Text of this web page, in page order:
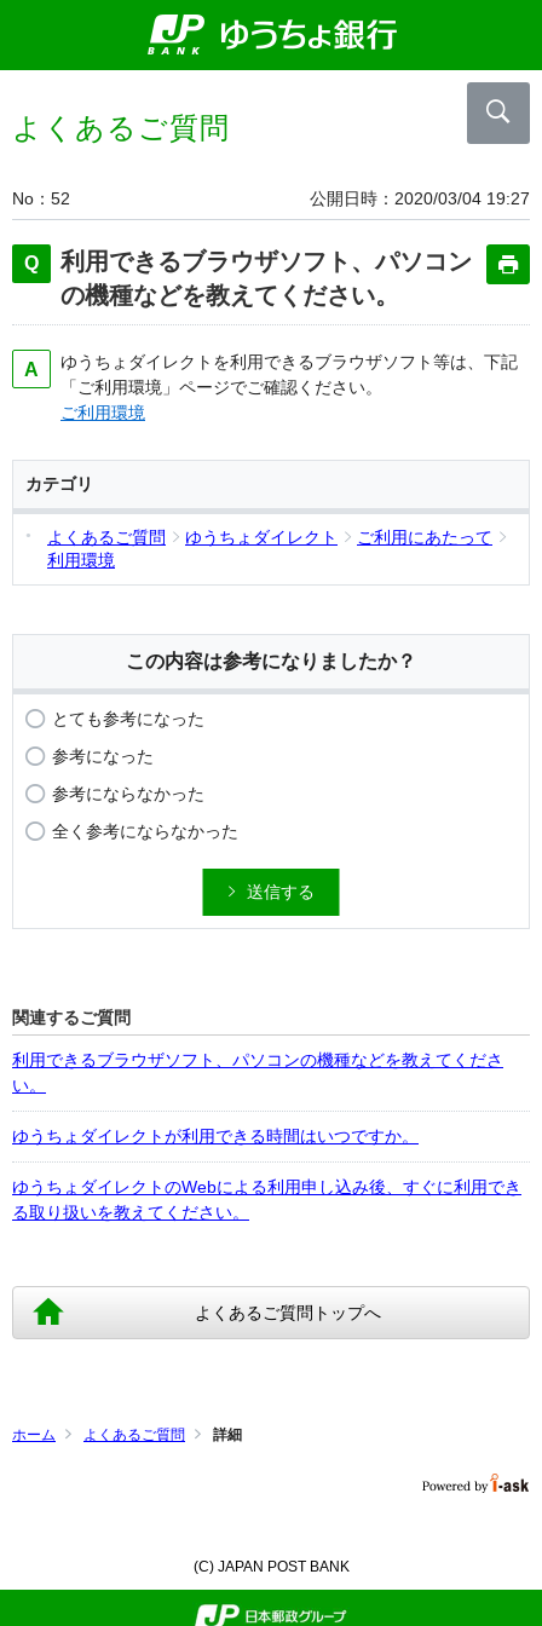
よくあるご質問
No 52 公開日時 2020/03/04 19:27
利用できるブラウザソフト、パソコン
の機種などを教えてください。
ゆうちょダイレクトを利用できるブラウザソフト等は、下記
「ご利用環境」ページでご確認ください。
ご利用環境
カテゴリ
よくあるご質問 ゆうちょダイレクト
ご利用にあたって
利用環境
この内容は参考になりましたか？
とても参考になった
参考になった
参考にならなかった
全く参考にならなかった
送信する
関連するご質問
利用できるブラウザソフト、パソコンの機種などを教えてくださ
い。
ゆうちょダイレクトが利用できる時間はいつですか。
ゆうちょダイレクトのWebによる利用申し込み後、すぐに利用でき
る取り扱いを教えてください。
よくあるご質問トップへ
ホーム よくあるご質問 詳細
(C) JAPAN POST BANK